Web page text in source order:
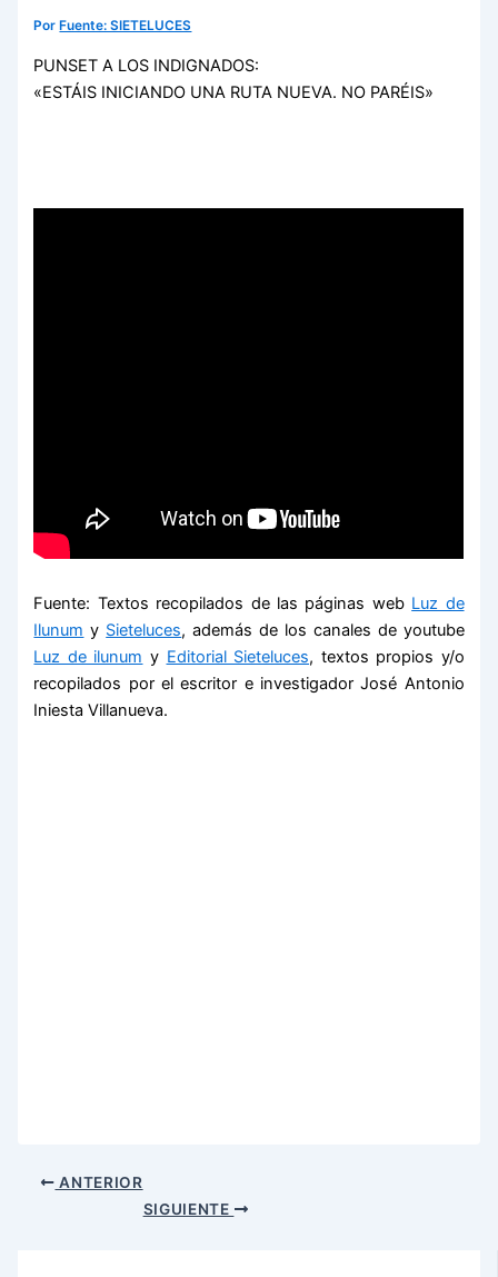
Por Fuente: SIETELUCES
PUNSET A LOS INDIGNADOS:
«ESTÁIS INICIANDO UNA RUTA NUEVA. NO PARÉIS»
Fuente: Textos recopilados de las páginas web Luz de
Ilunum y Sieteluces, además de los canales de youtube
Luz de ilunum y Editorial Sieteluces, textos propios y/o
recopilados por el escritor e investigador José Antonio
Iniesta Villanueva.
ANTERIOR
SIGUIENTE